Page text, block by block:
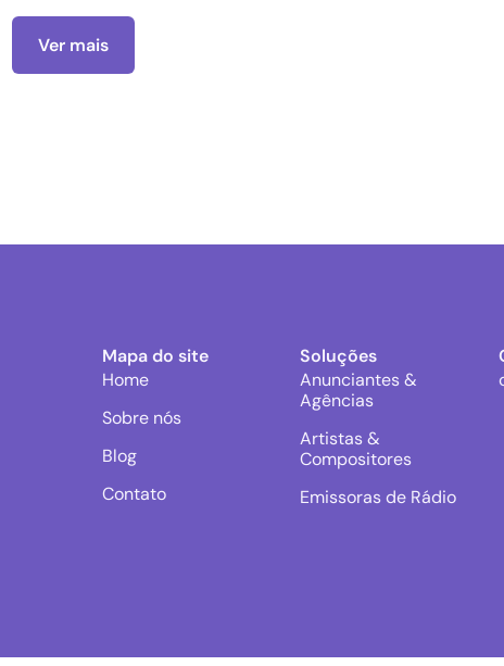
Ver mais
Mapa do site
Home
Sobre nós
Blog
Contato
Soluções
Anunciantes &
Agências
Artistas &
Compositores
Emissoras de Rádio